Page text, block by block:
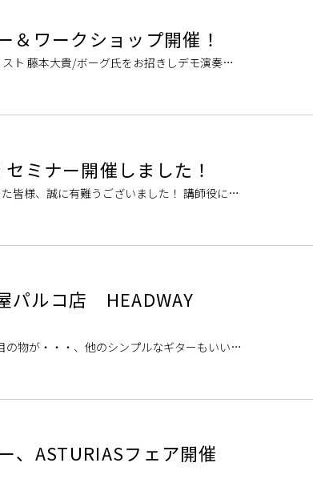
ワークショップ開催！
スト 藤本大貴/ボーグ氏をお招きしデモ演奏含
ミナー開催しました！
皆様、誠に有難うございました！ 講師役に国
パルコ店 HEADWAY
物が・・・、他のシンプルなギターもいいけ
、ASTURIASフェア開催